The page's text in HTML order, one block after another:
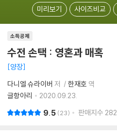
미리보기 사이즈비교
소득공제
수전 손택 : 영혼과 매혹
양장
다니엘 슈라이버 저 한재호 역
글항아리
2020.09.23.
9.5 23 판매지수 282